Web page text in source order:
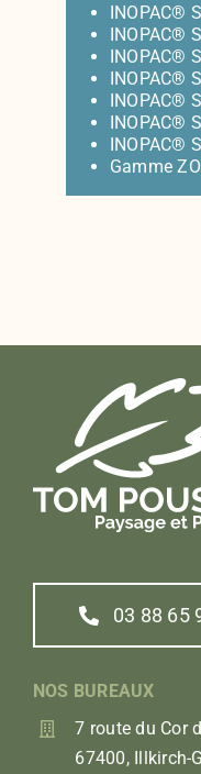
INOPAC®
INOPAC®
INOPAC®
INOPAC®
INOPAC®
INOPAC®
INOPAC®
Gamme
03 88 65
NOS BUREAUX
7 route du Cor
67400, Illkirch-